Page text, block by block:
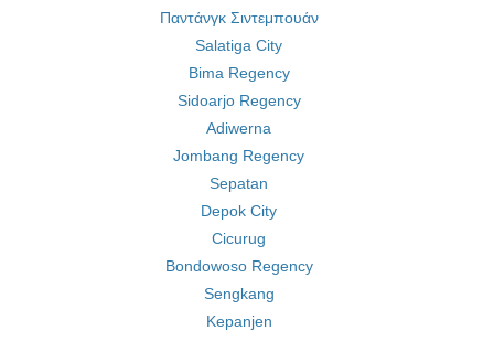
Παντάνγκ Σιντεμπουάν
Salatiga City
Bima Regency
Sidoarjo Regency
Adiwerna
Jombang Regency
Sepatan
Depok City
Cicurug
Bondowoso Regency
Sengkang
Kepanjen